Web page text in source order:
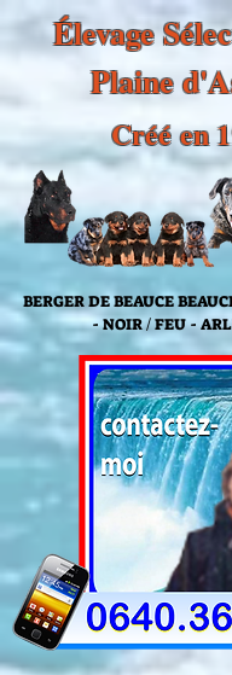
Élevage
Plaine
BERGER DE BEAUCE
- NOIR / FEU -
Créé en